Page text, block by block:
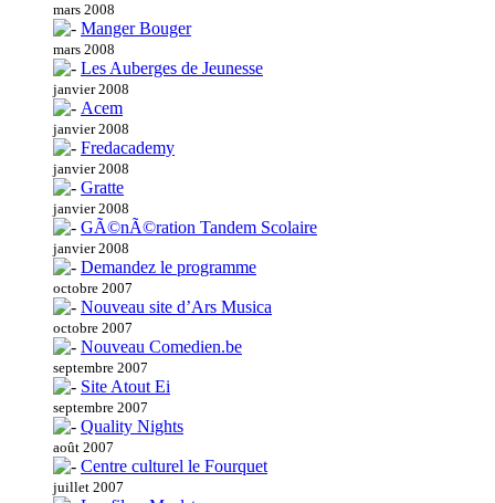
mars 2008
Manger Bouger
mars 2008
Les Auberges de Jeunesse
janvier 2008
Acem
janvier 2008
Fredacademy
janvier 2008
Gratte
janvier 2008
GÃ©nÃ©ration Tandem Scolaire
janvier 2008
Demandez le programme
octobre 2007
Nouveau site d’Ars Musica
octobre 2007
Nouveau Comedien.be
septembre 2007
Site Atout Ei
septembre 2007
Quality Nights
août 2007
Centre culturel le Fourquet
juillet 2007